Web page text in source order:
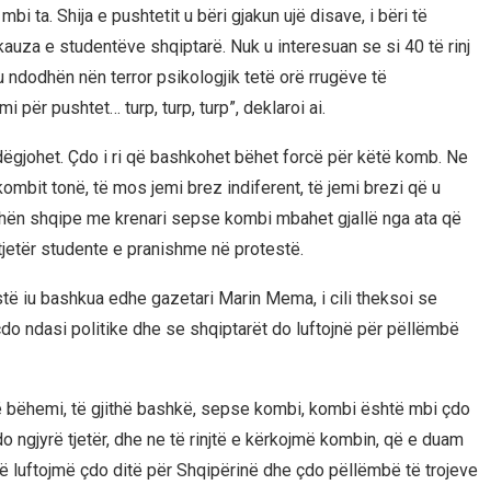
ta. Shija e pushtetit u bëri gjakun ujë disave, i bëri të
e studentëve shqiptarë. Nuk u interesuan se si 40 të rinj
ndodhën nën terror psikologjik tetë orë rrugëve të
për pushtet… turp, turp, turp”, deklaroi ai.
Çdo i ri që bashkohet bëhet forcë për këtë komb. Ne
tonë, të mos jemi brez indiferent, të jemi brezi që u
shqipe me krenari sepse kombi mbahet gjallë nga ata që
studente e pranishme në protestë.
iu bashkua edhe gazetari Marin Mema, i cili theksoi se
ndasi politike dhe se shqiptarët do luftojnë për pëllëmbë
bëhemi, të gjithë bashkë, sepse kombi, kombi është mbi çdo
ngjyrë tjetër, dhe ne të rinjtë e kërkojmë kombin, që e duam
luftojmë çdo ditë për Shqipërinë dhe çdo pëllëmbë të trojeve